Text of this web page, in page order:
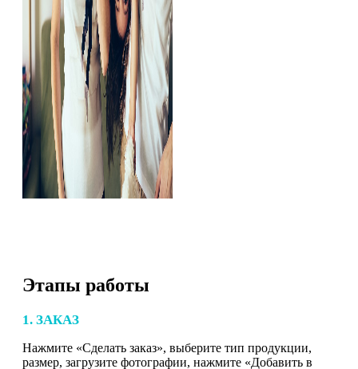
Этапы работы
1. ЗАКАЗ
Нажмите «Сделать заказ», выберите тип продукции,
размер, загрузите фотографии, нажмите «Добавить в